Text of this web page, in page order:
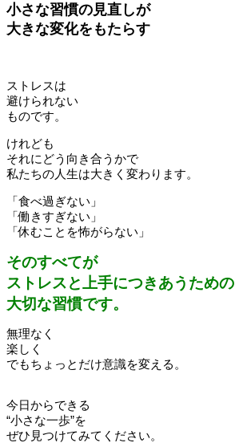
小さな習慣の見直しが
大きな変化をもたらす
ストレスは
避けられない
ものです。
けれども
それにどう向き合うかで
私たちの人生は大きく変わります。
「食べ過ぎない」
「働きすぎない」
「休むことを怖がらない」
そのすべてが
ストレスと上手につきあうための
大切な習慣です。
無理なく
楽しく
でもちょっとだけ意識を変える。
今日からできる
“小さな一歩”を
ぜひ見つけてみてください。